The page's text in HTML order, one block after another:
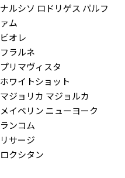
ナルシソ ロドリゲス パルフ
ァム
ビオレ
フラルネ
プリマヴィスタ
ホワイトショット
マジョリカ マジョルカ
メイベリン ニューヨーク
ランコム
リサージ
ロクシタン